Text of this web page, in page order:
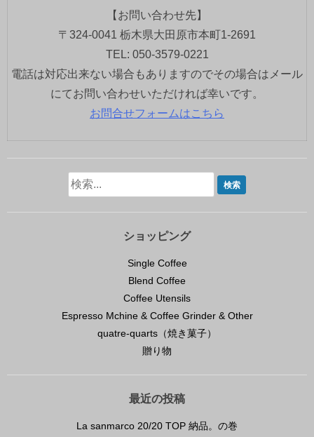
【お問い合わせ先】
〒324-0041 栃木県大田原市本町1-2691
TEL: 050-3579-0221
電話は対応出来ない場合もありますのでその場合はメール
にてお問い合わせいただければ幸いです。
お問合せフォームはこちら
ショッピング
Single Coffee
Blend Coffee
Coffee Utensils
Espresso Mchine & Coffee Grinder & Other
quatre-quarts（焼き菓子）
贈り物
最近の投稿
La sanmarco 20/20 TOP 納品。の巻